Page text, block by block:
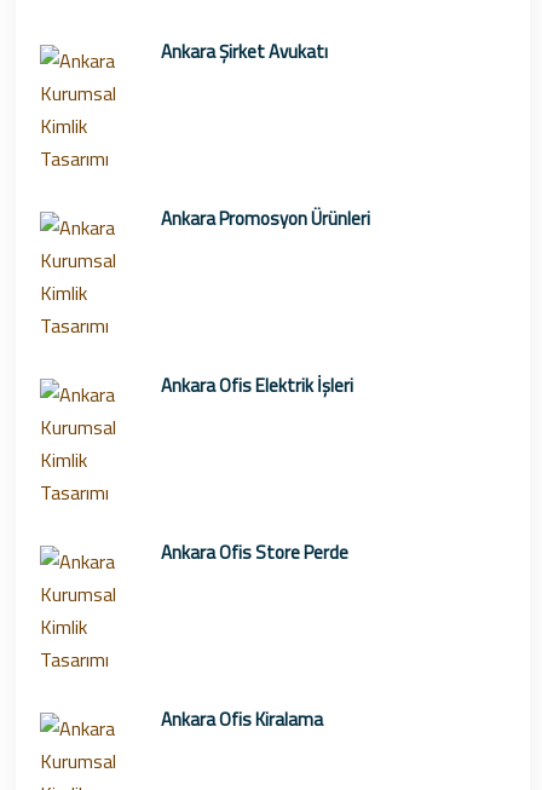
Ankara Şirket Avukatı
Ankara Promosyon Ürünleri
Ankara Ofis Elektrik İşleri
Ankara Ofis Store Perde
Ankara Ofis Kiralama